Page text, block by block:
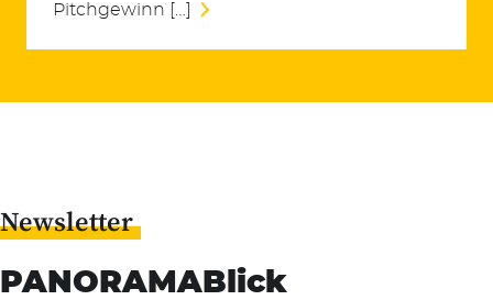
Pitchgewinn […]
Newsletter
PANORAMABlick